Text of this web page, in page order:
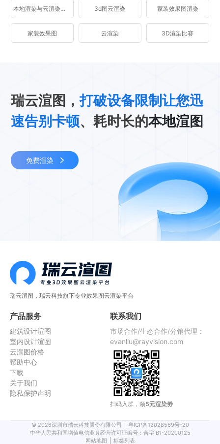
本地渲染与云渲染区别 3d图云渲染 家装效果图渲染
家装效果图 云渲染 3D渲染比赛
瑞云渲图，打破设备限制让您迅
速告别卡顿、耗时长的本地渲图
免费渲染
瑞云渲图，瑞云科技旗下专业效果图云渲染平台
产品服务
建筑设计渲图
室内设计渲图
云渲图价格
帮助中心
下载
关于我们
隐私保护声明
联系我们
市场合作/生态合作/分销代理：
evanliu@rayvision.com
扫码入群，领5元渲染劵
© 2026深圳市瑞云科技股份有限公司
粤ICP备12028569号-20
中华人民共和国增值电信业务经营许可证编号：合字 B1-20200125
网站地图
标签列表